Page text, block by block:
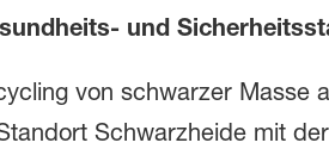
und
von schwarzer Masse
Schwarzheide mit